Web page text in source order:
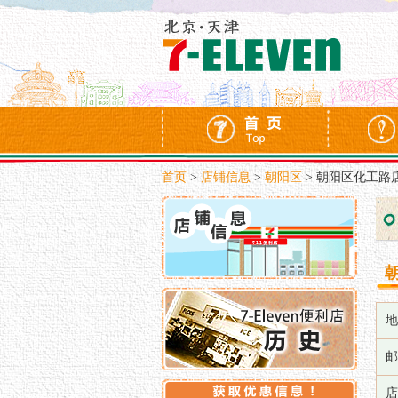
首页 >店铺信息 >朝阳区> 朝阳区化工路